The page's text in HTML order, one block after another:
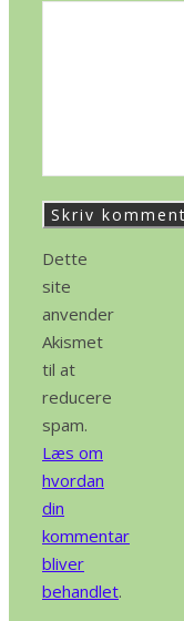
Dette
site
anvender
Akismet
til at
reducere
spam.
Læs om
hvordan
din
kommentar
bliver
behandlet.